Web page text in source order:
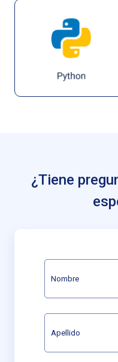
¿Tiene